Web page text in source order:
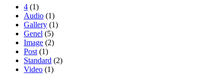
4 (1)
Audio (1)
Gallery (1)
Genel (5)
Image (2)
Post (1)
Standard (2)
Video (1)